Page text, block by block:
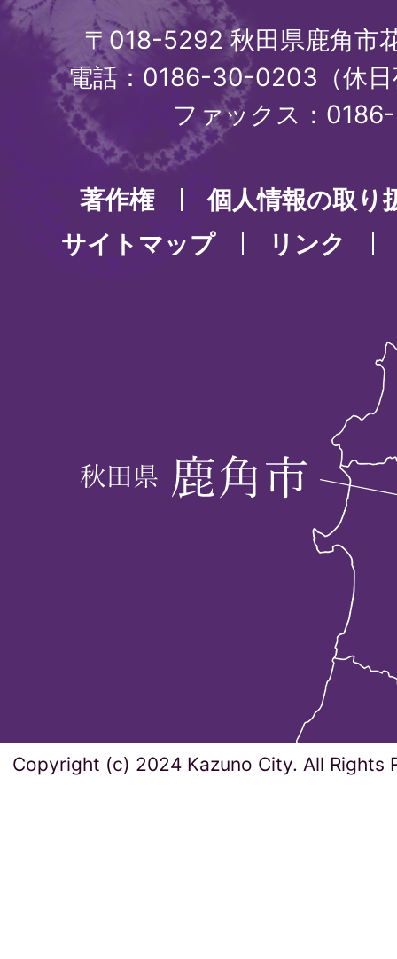
〒018-5292 秋田県鹿角市
電話：0186-30-0203（休
ファックス：
著作権
個人情報の取り
サイトマップ
リンク
Copyright (c) 2024 Kazuno City. All Rights